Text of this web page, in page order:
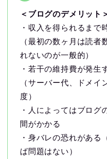
＜ブログのデメリット
・収入を得られるまで
（最初の数ヶ月は読者
れないのが一般的）
・若干の維持費が発生
（サーバー代、ドメイ
度）
・人によってはブログ
間がかかる
・身バレの恐れがある
ば問題はない）